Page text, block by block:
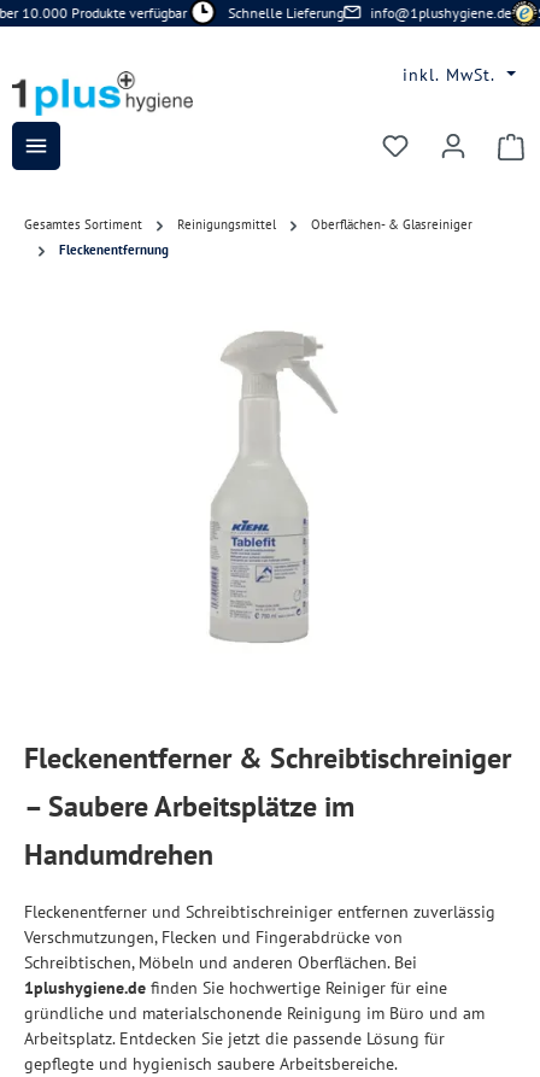
Zum Hauptinhalt springen
10.000 Produkte verfügbar Schnelle Lieferung info@1plushygiene.de
inkl. MwSt.
Du hast 0
Gesamtes Sortiment Reinigungsmittel
Oberflächen- & Glasreiniger
Fleckenentfernung
Fleckenentferner & Schreibtischreiniger
– Saubere Arbeitsplätze im
Handumdrehen
Fleckenentferner und Schreibtischreiniger entfernen zuverlässig
Verschmutzungen, Flecken und Fingerabdrücke von
Schreibtischen, Möbeln und anderen Oberflächen. Bei
1plushygiene.de finden Sie hochwertige Reiniger für eine
gründliche und materialschonende Reinigung im Büro und am
Arbeitsplatz. Entdecken Sie jetzt die passende Lösung für
gepflegte und hygienisch saubere Arbeitsbereiche.